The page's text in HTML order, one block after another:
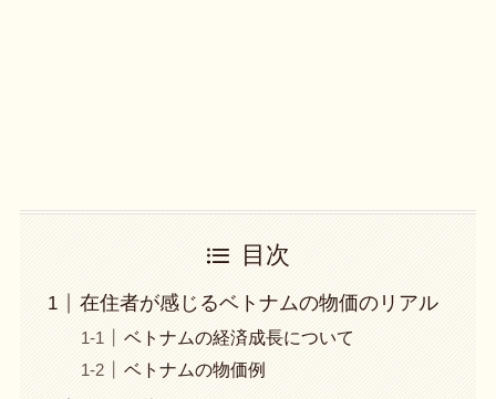
目次
在住者が感じるベトナムの物価のリアル
ベトナムの経済成長について
ベトナムの物価例